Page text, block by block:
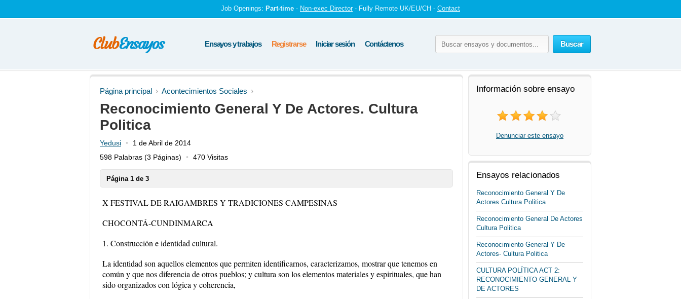
Job Openings: Part-time - Non-exec Director - Fully Remote UK/EU/CH - Contact
Buscar
Ensayos y trabajos Registrarse Iniciar sesión Contáctenos
Página principal Acontecimientos Sociales
Reconocimiento General Y De Actores. Cultura
Politica
Yedusi
1 de Abril de 2014
598 Palabras (3 Páginas) 470 Visitas
Página 1 de 3
X FESTIVAL DE RAIGAMBRES Y TRADICIONES CAMPESINAS
CHOCONTÁ-CUNDINMARCA
1. Construcción e identidad cultural.
La identidad son aquellos elementos que permiten identificarnos, caracterizamos, mostrar que tenemos en
común y que nos diferencia de otros pueblos; y cultura son los elementos materiales y espirituales, que han
sido organizados con lógica y coherencia,
Información sobre ensayo
Denunciar este ensayo
Ensayos relacionados
Reconocimiento General Y De
Actores Cultura Politica
Reconocimiento General De Actores
Cultura Politica
Reconocimiento General Y De
Actores- Cultura Politica
CULTURA POLÍTICA ACT 2:
RECONOCIMIENTO GENERAL Y
DE ACTORES